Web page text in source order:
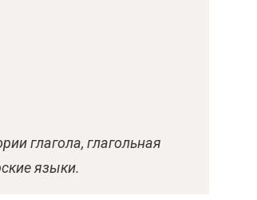
глагола, глагольная
языки.